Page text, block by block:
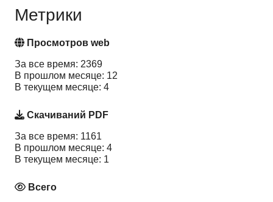
Метрики
Просмотров web
За все время: 2369
В прошлом месяце: 12
В текущем месяце: 4
Скачиваний PDF
За все время: 1161
В прошлом месяце: 4
В текущем месяце: 1
Всего